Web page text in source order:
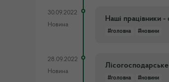
30.09.2022
Новина
Наші працівники -
#головна #новини
28.09.2022
Новина
#головна #новини